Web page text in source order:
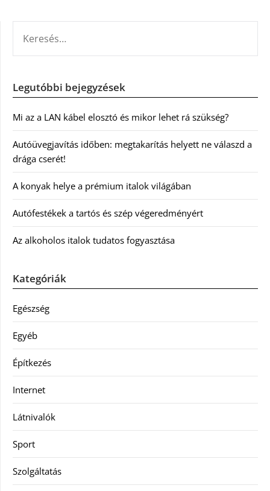
Legutóbbi bejegyzések
Mi az a LAN kábel elosztó és mikor lehet rá szükség?
Autóüvegjavítás időben: megtakarítás helyett ne válaszd a
drága cserét!
A konyak helye a prémium italok világában
Autófestékek a tartós és szép végeredményért
Az alkoholos italok tudatos fogyasztása
Kategóriák
Egészség
Egyéb
Építkezés
Internet
Látnivalók
Sport
Szolgáltatás